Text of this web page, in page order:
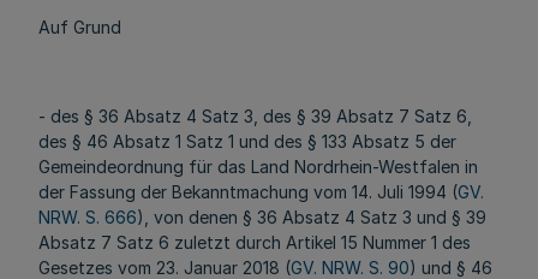
Auf Grund
- des § 36 Absatz 4 Satz 3, des § 39 Absatz 7 Satz 6,
des § 46 Absatz 1 Satz 1 und des § 133 Absatz 5 der
Gemeindeordnung für das Land Nordrhein-Westfalen in
der Fassung der Bekanntmachung vom 14. Juli 1994 (GV.
NRW. S. 666), von denen § 36 Absatz 4 Satz 3 und § 39
Absatz 7 Satz 6 zuletzt durch Artikel 15 Nummer 1 des
Gesetzes vom 23. Januar 2018 (GV. NRW. S. 90) und § 46